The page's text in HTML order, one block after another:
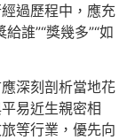
過歷程中，應充
誰”“獎幾多”“如
深刻剖析當地花
易近生親密相
等行業，優先向